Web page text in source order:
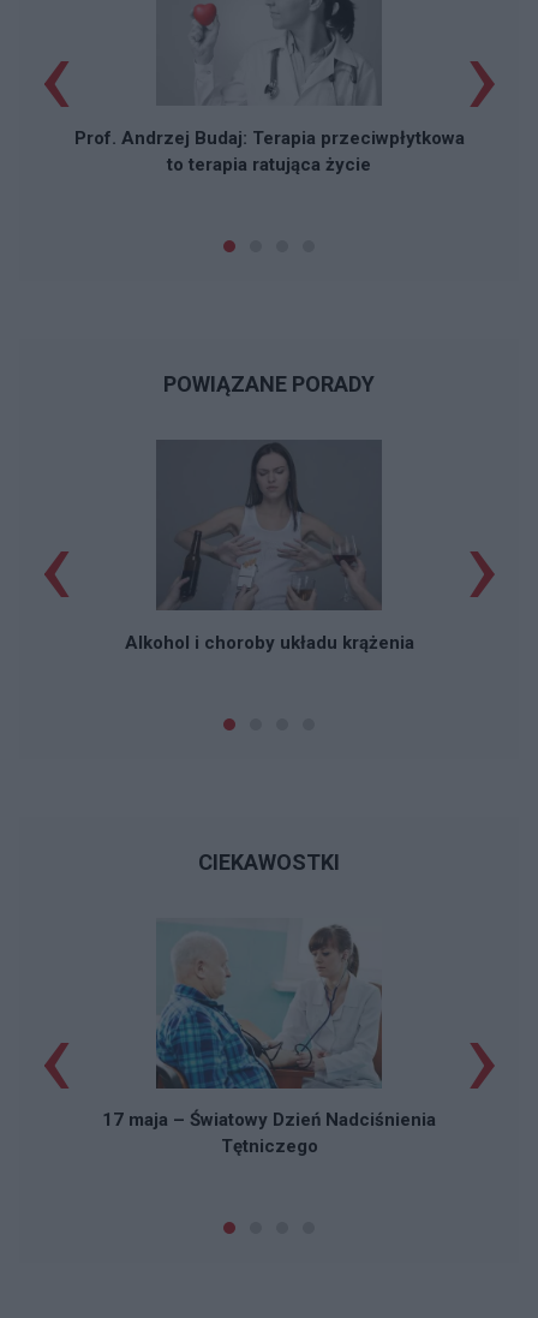
Prof. Andrzej Budaj: Terapia przeciwpłytkowa
to terapia ratująca życie
‹ ›
POWIĄZANE PORADY
Alkohol i choroby układu krążenia
‹ ›
CIEKAWOSTKI
17 maja – Światowy Dzień Nadciśnienia
Tętniczego
‹ ›